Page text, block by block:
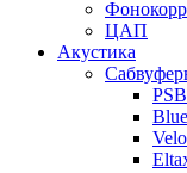
ЦАП
Акустика
PSB